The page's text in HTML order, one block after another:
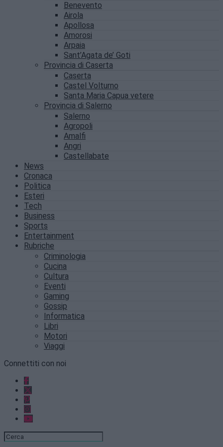
Benevento
Airola
Apollosa
Amorosi
Arpaia
Sant’Agata de’ Goti
Provincia di Caserta
Caserta
Castel Volturno
Santa Maria Capua vetere
Provincia di Salerno
Salerno
Agropoli
Amalfi
Angri
Castellabate
News
Cronaca
Politica
Esteri
Tech
Business
Sports
Entertainment
Rubriche
Criminologia
Cucina
Cultura
Eventi
Gaming
Gossip
Informatica
Libri
Motori
Viaggi
Connettiti con noi